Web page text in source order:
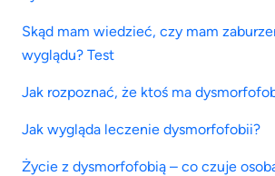
Skąd mam wiedzieć, czy mam
wyglądu? Test
Jak rozpoznać, że ktoś ma
Jak wygląda leczenie dysmorfofobii?
Życie z dysmorfofobią – co czuje